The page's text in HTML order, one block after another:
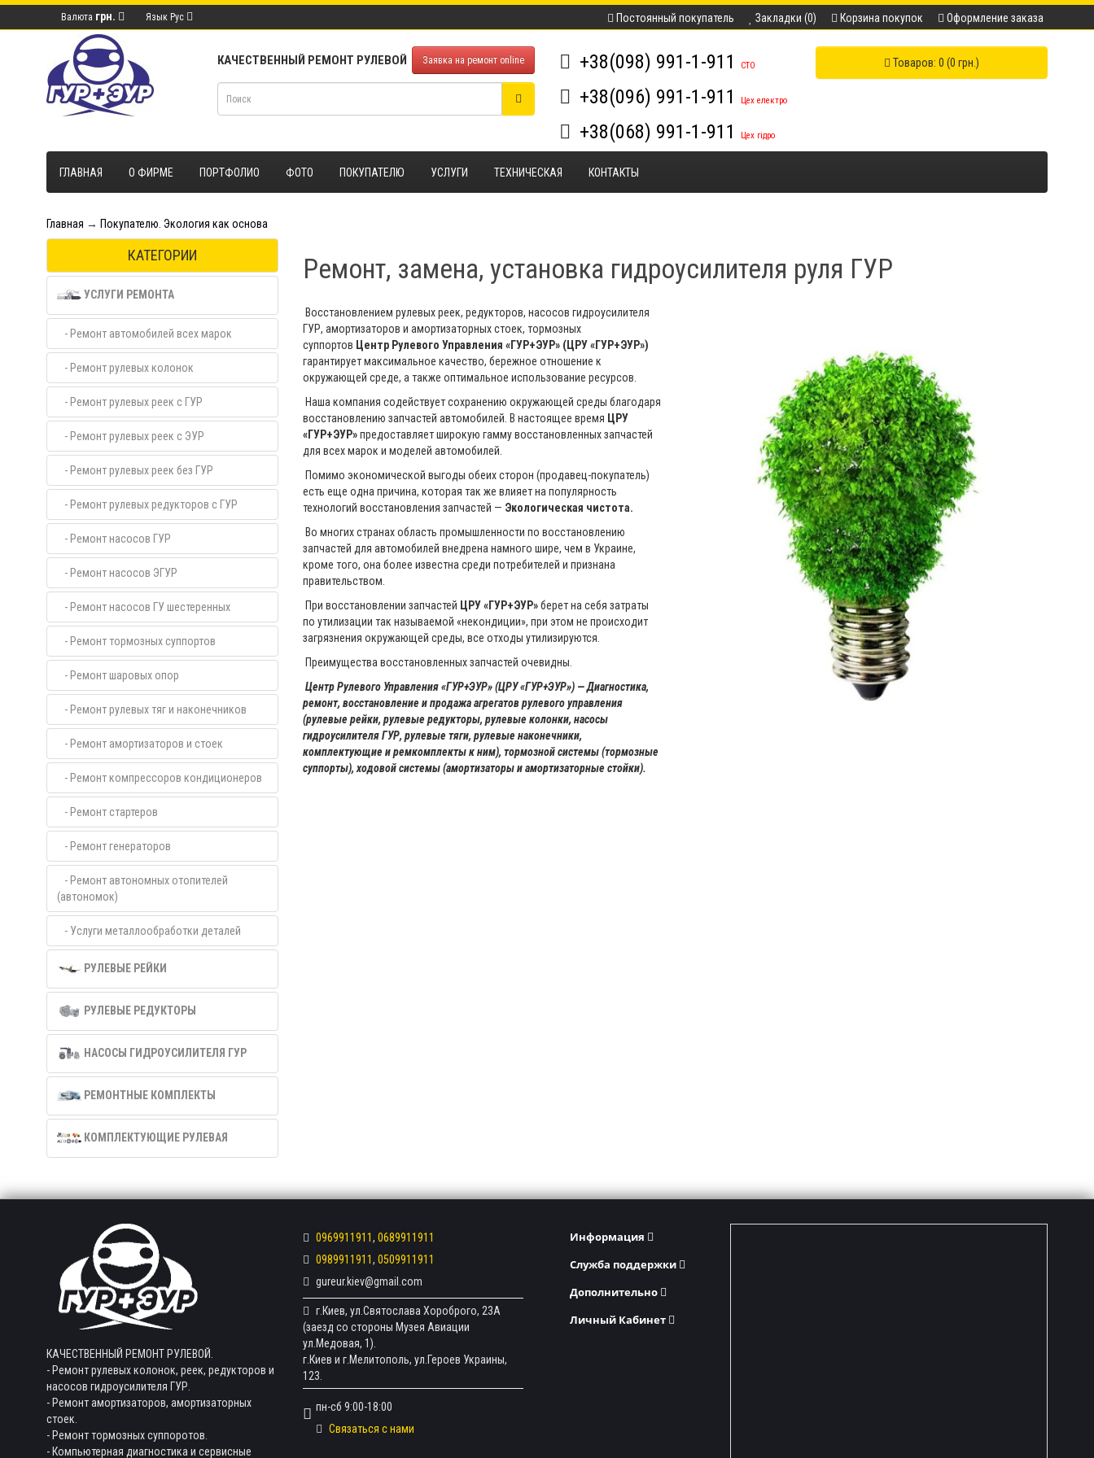
Валюта грн. Язык Рус Постоянный покупатель Закладки (0) Корзина покупок Оформление заказа
КАЧЕСТВЕННЫЙ РЕМОНТ РУЛЕВОЙ Заявка на ремонт online +38(098) 991-1-911 СТО
+38(096) 991-1-911 Цех електро
+38(068) 991-1-911 Цех гідро
Товаров: 0 (0 грн.)
ГЛАВНАЯ О ФИРМЕ ПОРТФОЛИО ФОТО ПОКУПАТЕЛЮ УСЛУГИ ТЕХНИЧЕСКАЯ КОНТАКТЫ
Главная → Покупателю. Экология как основа
КАТЕГОРИИ
УСЛУГИ РЕМОНТА
- Ремонт автомобилей всех марок
- Ремонт рулевых колонок
- Ремонт рулевых реек с ГУР
- Ремонт рулевых реек с ЭУР
- Ремонт рулевых реек без ГУР
- Ремонт рулевых редукторов с ГУР
- Ремонт насосов ГУР
- Ремонт насосов ЭГУР
- Ремонт насосов ГУ шестеренных
- Ремонт тормозных суппортов
- Ремонт шаровых опор
- Ремонт рулевых тяг и наконечников
- Ремонт амортизаторов и стоек
- Ремонт компрессоров кондиционеров
- Ремонт стартеров
- Ремонт генераторов
- Ремонт автономных отопителей
(автономок)
- Услуги металлообработки деталей
РУЛЕВЫЕ РЕЙКИ
РУЛЕВЫЕ РЕДУКТОРЫ
НАСОСЫ ГИДРОУСИЛИТЕЛЯ ГУР
РЕМОНТНЫЕ КОМПЛЕКТЫ
КОМПЛЕКТУЮЩИЕ РУЛЕВАЯ
Ремонт, замена, установка гидроусилителя руля ГУР
Восстановлением рулевых реек, редукторов, насосов гидроусилителя
ГУР, амортизаторов и амортизаторных стоек, тормозных
суппортов Центр Рулевого Управления «ГУР+ЭУР» (ЦРУ «ГУР+ЭУР»)
гарантирует максимальное качество, бережное отношение к
окружающей среде, а также оптимальное использование ресурсов.
Наша компания содействует сохранению окружающей среды благодаря
восстановлению запчастей автомобилей. В настоящее время ЦРУ
«ГУР+ЭУР»предоставляет широкую гамму восстановленных запчастей
для всех марок и моделей автомобилей.
Помимо экономической выгоды обеих сторон (продавец-покупатель)
есть еще одна причина, которая так же влияет на популярность
технологий восстановления запчастей — Экологическая чистота.
Во многих странах область промышленности по восстановлению
запчастей для автомобилей внедрена намного шире, чем в Украине,
кроме того, она более известна среди потребителей и признана
правительством.
При восстановлении запчастей ЦРУ «ГУР+ЭУР»берет на себя затраты
по утилизации так называемой «некондиции», при этом не происходит
загрязнения окружающей среды, все отходы утилизируются.
Преимущества восстановленных запчастей очевидны.
Центр Рулевого Управления «ГУР+ЭУР» (ЦРУ «ГУР+ЭУР») — Диагностика,
ремонт, восстановление и продажа агрегатов рулевого управления
(рулевые рейки, рулевые редукторы, рулевые колонки, насосы
гидроусилителя ГУР, рулевые тяги, рулевые наконечники,
комплектующие и ремкомплекты к ним), тормозной системы (тормозные
суппорты), ходовой системы (амортизаторы и амортизаторные стойки).
КАЧЕСТВЕННЫЙ РЕМОНТ РУЛЕВОЙ.
- Ремонт рулевых колонок, реек, редукторов и
насосов гидроусилителя ГУР.
- Ремонт амортизаторов, амортизаторных
стоек.
- Ремонт тормозных суппоротов.
- Компьютерная диагностика и сервисные
0969911911, 0689911911
0989911911, 0509911911
gureur.kiev@gmail.com
г.Киев, ул.Святослава Хороброго, 23А
(заезд со стороны Музея Авиации
ул.Медовая, 1).
г.Киев и г.Мелитополь, ул.Героев Украины,
123.
пн-сб 9:00-18:00
Связаться с нами
Информация
Служба поддержки
Дополнительно
Личный Кабинет